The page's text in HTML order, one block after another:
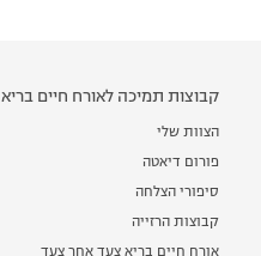
קבוצות תמיכה לאורח חיים בריא
הצוות שלי
פורום דיאטה
סיפורי הצלחה
קבוצות הרזייה